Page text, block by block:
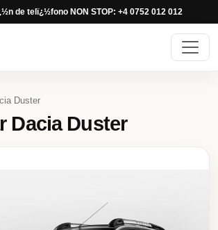
de telï¿½fono NON STOP: +4 0752 012 012
Duster
Dacia Duster